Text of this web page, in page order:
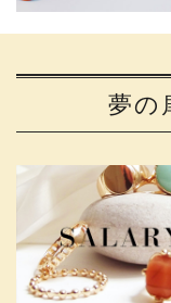
夢の